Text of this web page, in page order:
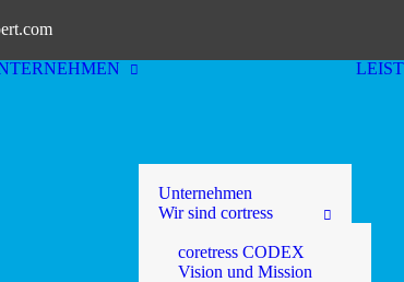
Unternehmen
Wir sind cortress
coretress CODEX
Vision und Mission